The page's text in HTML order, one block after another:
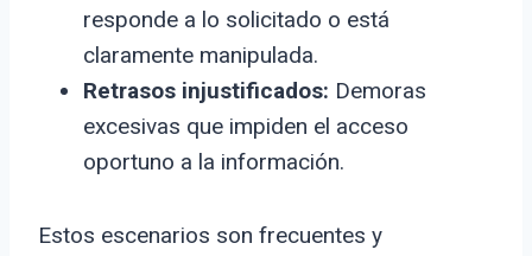
responde a lo solicitado o está
claramente manipulada.
Retrasos injustificados: Demoras
excesivas que impiden el acceso
oportuno a la información.
Estos escenarios son frecuentes y